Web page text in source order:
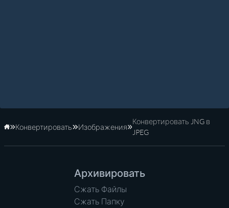
Главная
Конвертировать Изображения
Конвертировать JNG в
JPEG
Архивировать
Сжать Файлы
Сжать Папку